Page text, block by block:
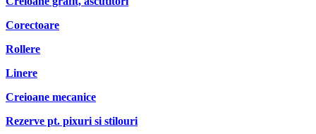
Corectoare
Rollere
Linere
Creioane mecanice
Rezerve pt. pixuri si stilouri